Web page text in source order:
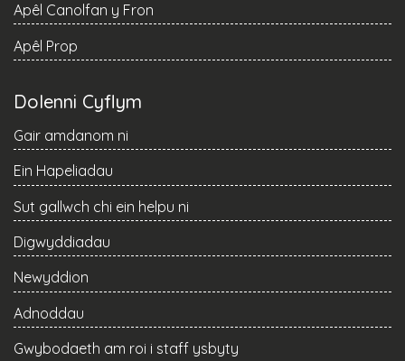
Apêl Canolfan y Fron
Apêl Prop
Dolenni Cyflym
Gair amdanom ni
Ein Hapeliadau
Sut gallwch chi ein helpu ni
Digwyddiadau
Newyddion
Adnoddau
Gwybodaeth am roi i staff ysbyty